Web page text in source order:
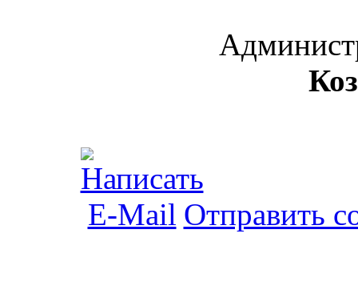
Отправить